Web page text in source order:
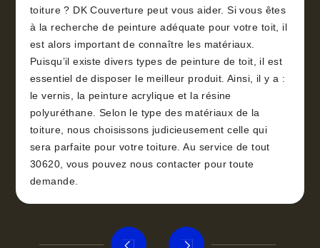
toiture ? DK Couverture peut vous aider. Si vous êtes
à la recherche de peinture adéquate pour votre toit, il
est alors important de connaître les matériaux.
Puisqu’il existe divers types de peinture de toit, il est
essentiel de disposer le meilleur produit. Ainsi, il y a :
le vernis, la peinture acrylique et la résine
polyuréthane. Selon le type des matériaux de la
toiture, nous choisissons judicieusement celle qui
sera parfaite pour votre toiture. Au service de tout
30620, vous pouvez nous contacter pour toute
demande.